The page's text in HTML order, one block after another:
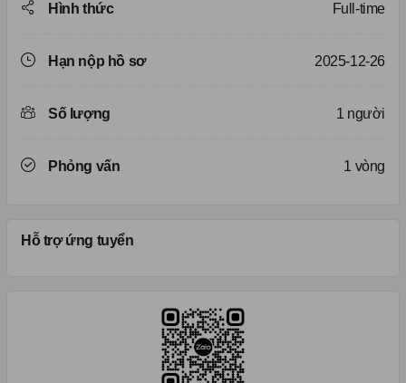
Hình thức Full-time
Hạn nộp hồ sơ 2025-12-26
Số lượng 1 người
Phỏng vấn 1 vòng
Hỗ trợ ứng tuyển